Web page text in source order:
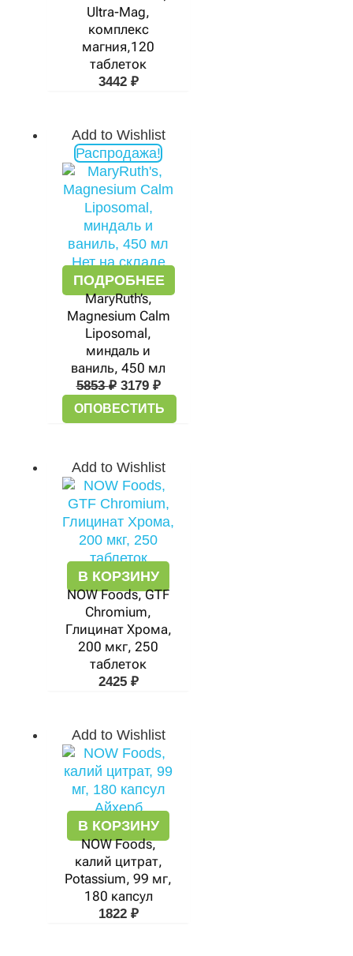
Ultra-Mag,
комплекс
магния,120
таблеток
3442 ₽
Add to Wishlist
Распродажа!
Нет на складе
ПОДРОБНЕЕ
MaryRuth’s,
Magnesium Calm
Liposomal,
миндаль и
ваниль, 450 мл
5853₽
Первоначальная
цена
составляла
5853 ₽.
3179 ₽
Текущая
цена:
3179 ₽.
ОПОВЕСТИТЬ
Add to Wishlist
В КОРЗИНУ
NOW Foods, GTF
Chromium,
Глицинат Хрома,
200 мкг, 250
таблеток
2425 ₽
Add to Wishlist
В КОРЗИНУ
NOW Foods,
калий цитрат,
Potassium, 99 мг,
180 капсул
1822 ₽